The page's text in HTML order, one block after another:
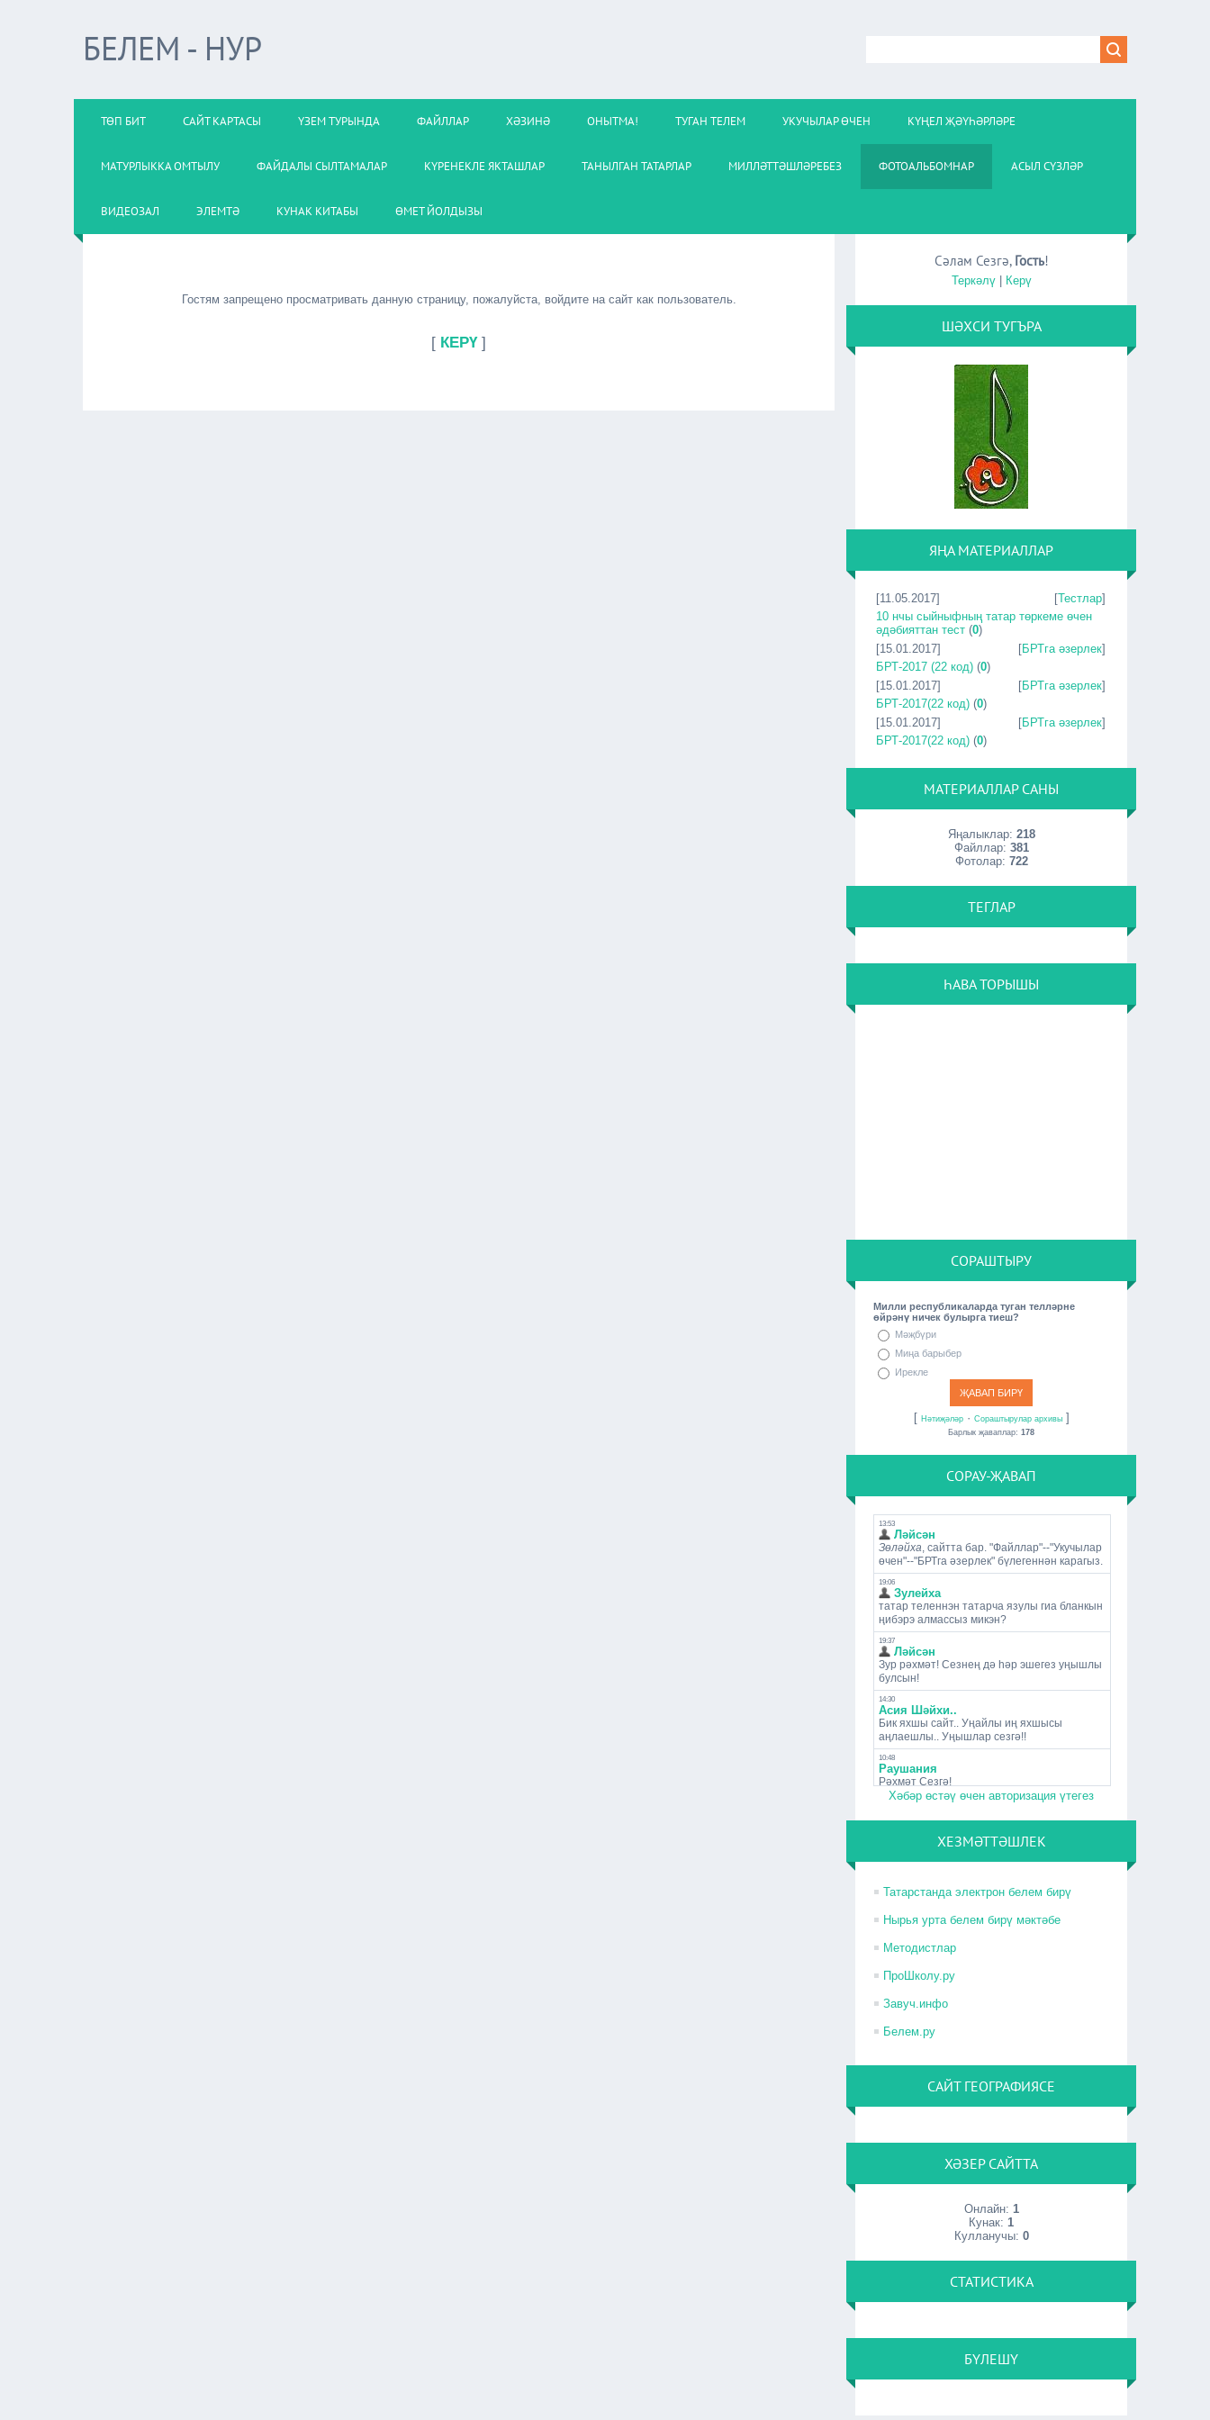
БЕЛЕМ - НУР
ТӨП БИТ САЙТ КАРТАСЫ ҮЗЕМ ТУРЫНДА ФАЙЛЛАР ХӘЗИНӘ ОНЫТМА! ТУГАН ТЕЛЕМ УКУЧЫЛАР ӨЧЕН КҮҢЕЛ ҖӘҮҺӘРЛӘРЕ
МАТУРЛЫККА ОМТЫЛУ ФАЙДАЛЫ СЫЛТАМАЛАР КҮРЕНЕКЛЕ ЯКТАШЛАР ТАНЫЛГАН ТАТАРЛАР МИЛЛӘТТӘШЛӘРЕБЕЗ ФОТОАЛЬБОМНАР АСЫЛ СҮЗЛӘР
ВИДЕОЗАЛ ЭЛЕМТӘ КУНАК КИТАБЫ ӨМЕТ ЙОЛДЫЗЫ
Гостям запрещено просматривать данную страницу, пожалуйста, войдите на сайт как пользователь.
[ КЕРҮ]
Сәлам Сезгә, Гость!
Теркәлү| Керү
ШӘХСИ ТУГЪРА
ЯҢА МАТЕРИАЛЛАР
[11.05.2017] [Тестлар]
10 нчы сыйныфның татар төркеме өчен
әдәбияттан тест (0)
[15.01.2017]
[БРТга әзерлек]
БРТ-2017 (22 код) (0)
[15.01.2017]
[БРТга әзерлек]
БРТ-2017(22 код) (0)
[15.01.2017]
[БРТга әзерлек]
БРТ-2017(22 код) (0)
МАТЕРИАЛЛАР САНЫ
Яңалыклар: 218
Файллар: 381
Фотолар: 722
ТЕГЛАР
ҺАВА ТОРЫШЫ
СОРАШТЫРУ
Милли республикаларда туган телләрне
өйрәнү ничек булырга тиеш?
Мәҗбүри
Миңа барыбер
Ирекле
[ Нәтиҗәләр· Сораштырулар архивы]
Барлык җаваплар:178
СОРАУ-ҖАВАП
Хәбәр өстәү өчен авторизация үтегез
ХЕЗМӘТТӘШЛЕК
Татарстанда электрон белем бирү
Нырья урта белем бирү мәктәбе
Методистлар
ПроШколу.ру
Завуч.инфо
Белем.ру
САЙТ ГЕОГРАФИЯСЕ
ХӘЗЕР САЙТТА
Онлайн: 1
Кунак:1
Кулланучы: 0
СТАТИСТИКА
БҮЛЕШҮ